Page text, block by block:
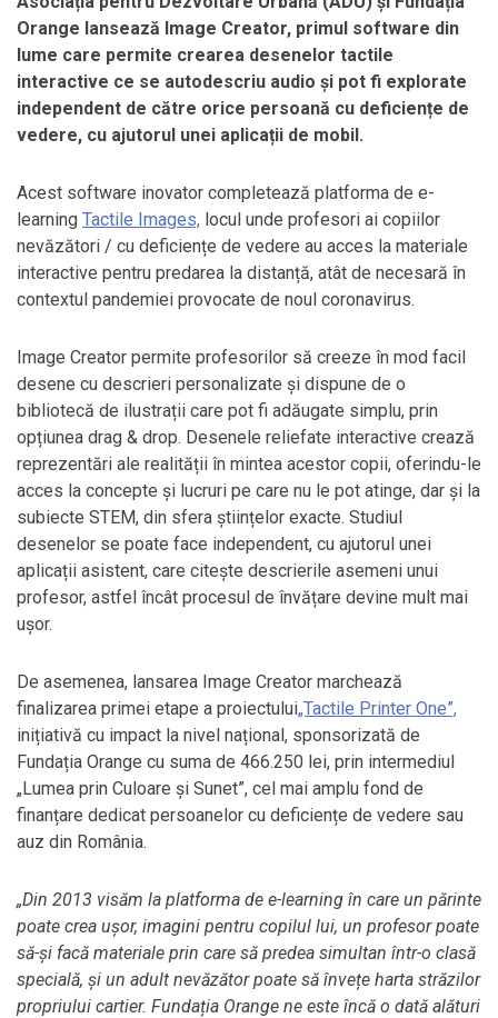
Orange lansează Image Creator, primul software din
lume care permite crearea desenelor tactile
interactive ce se autodescriu audio și pot fi explorate
independent de către orice persoană cu deficiențe de
vedere, cu ajutorul unei aplicații de mobil.
Acest software inovator completează platforma de e-
learning Tactile Images, locul unde profesori ai copiilor
nevăzători / cu deficiențe de vedere au acces la materiale
interactive pentru predarea la distanță, atât de necesară în
contextul pandemiei provocate de noul coronavirus.
Image Creator permite profesorilor să creeze în mod facil
desene cu descrieri personalizate și dispune de o
bibliotecă de ilustrații care pot fi adăugate simplu, prin
opțiunea drag & drop. Desenele reliefate interactive crează
reprezentări ale realității în mintea acestor copii, oferindu-le
acces la concepte și lucruri pe care nu le pot atinge, dar și la
subiecte STEM, din sfera științelor exacte. Studiul
desenelor se poate face independent, cu ajutorul unei
aplicații asistent, care citește descrierile asemeni unui
profesor, astfel încât procesul de învățare devine mult mai
ușor.
De asemenea, lansarea Image Creator marchează
finalizarea primei etape a proiectului„Tactile Printer One”,
inițiativă cu impact la nivel național, sponsorizată de
Fundația Orange cu suma de 466.250 lei, prin intermediul
„Lumea prin Culoare și Sunet”, cel mai amplu fond de
finanțare dedicat persoanelor cu deficiențe de vedere sau
auz din România.
„Din 2013 visăm la platforma de e-learning în care un părinte
poate crea ușor, imagini pentru copilul lui, un profesor poate
să-și facă materiale prin care să predea simultan într-o clasă
specială, și un adult nevăzător poate să învețe harta străzilor
propriului cartier. Fundația Orange ne este încă o dată alături